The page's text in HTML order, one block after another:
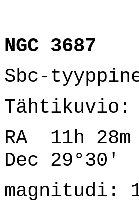
NGC 3687
Sbc-
Tähtikuvio:
RA 11h 28m
Dec 29°30'
magnitudi: